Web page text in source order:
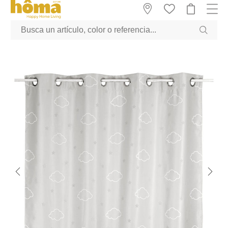
GTM-M23T38WX true